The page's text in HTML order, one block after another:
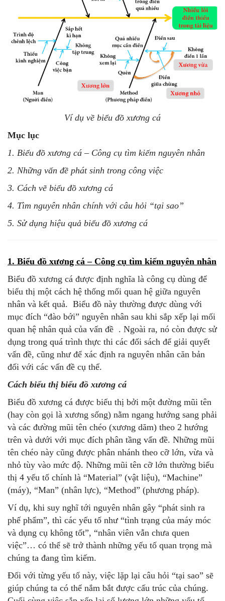
Ví dụ về biểu đồ xương cá
Mục lục
1. Biểu đồ xương cá – Công cụ tìm kiếm nguyên nhân
2. Những vấn đề phát sinh trong công việc
3. Cách vẽ biểu đồ xương cá
4. Tìm nguyên nhân chính với câu hỏi “tại sao”
5. Sử dụng hiệu quả biểu đồ xương cá
1. Biểu đồ xương cá – Công cụ tìm kiếm nguyên nhân
Biểu đồ xương cá được định nghĩa là công cụ dùng để
biểu thị một cách hệ thống mối quan hệ giữa nguyên
nhân và kết quả. Biểu đồ này thường được dùng với
mục đích “đào bới” nguyên nhân sau khi sắp xếp lại mối
quan hệ nhân quả của vấn đề . Ngoài ra, nó còn được sử
dụng trong quá trình thực thi các đối sách để giải quyết
vấn đề, cũng như để xác định ra nguyên nhân căn bản
đối với các vấn đề cụ thể.
Cách biểu thị biểu đồ xương cá
Biểu đồ xương cá được biểu thị bởi một đường mũi tên
(hay còn gọi là xương sống) nằm ngang hướng sang phải
và các đường mũi tên chéo (xương dăm) theo 2 hướng
trên và dưới với mục đích phân tầng vấn đề. Những mũi
tên chéo này cũng được phân nhánh theo cỡ lớn, vừa và
nhỏ tùy vào mức độ. Những mũi tên cỡ lớn thường biểu
thị 4 yếu tố chính là “Material” (vật liệu), “Machine”
(máy), “Man” (nhân lực), “Method” (phương pháp).
Ví dụ, khi suy nghĩ tới nguyên nhân gây “phát sinh ra
phế phẩm”, thì các yếu tố như “tình trạng của máy móc
và dụng cụ không tốt”, “nhân viên vẫn chưa quen
việc”… có thể sẽ trở thành những yếu tố quan trọng mà
chúng ta đang tìm kiếm.
Đối với từng yếu tố này, việc lặp lại câu hỏi “tại sao” sẽ
giúp chúng ta có thể nắm bắt được cấu trúc của chúng.